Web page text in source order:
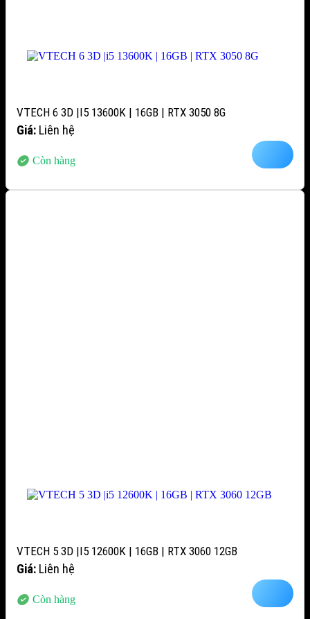
VTECH 6 3D |I5 13600K | 16GB | RTX 3050 8G
Giá: Liên hệ
Còn hàng
VTECH 5 3D |I5 12600K | 16GB | RTX 3060 12GB
Giá: Liên hệ
Còn hàng